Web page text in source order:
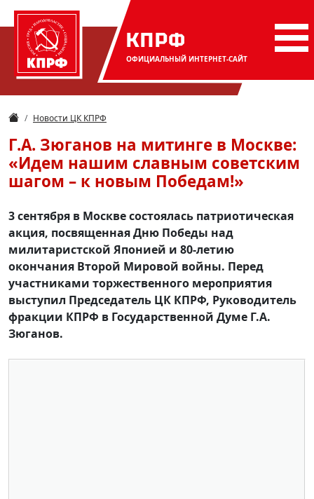
КПРФ
ОФИЦИАЛЬНЫЙ ИНТЕРНЕТ-САЙТ
Новости ЦК КПРФ
Г.А. Зюганов на митинге в Москве:
«Идем нашим славным советским
шагом – к новым Победам!»
3 сентября в Москве состоялась патриотическая
акция, посвященная Дню Победы над
милитаристской Японией и 80-летию
окончания Второй Мировой войны. Перед
участниками торжественного мероприятия
выступил Председатель ЦК КПРФ, Руководитель
фракции КПРФ в Государственной Думе Г.А.
Зюганов.